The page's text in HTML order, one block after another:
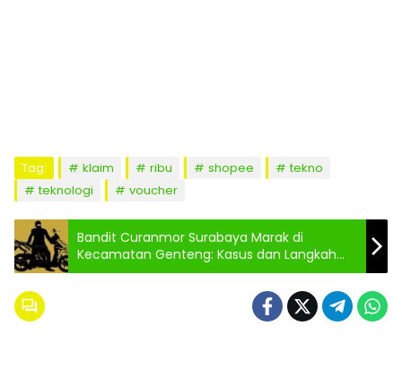
Tag: klaim ribu shopee
tekno
teknologi
voucher
Bandit Curanmor Surabaya Marak di
Kecamatan Genteng: Kasus dan Langkah
Antisipasi